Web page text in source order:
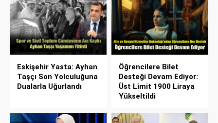
Eskişehir Yasta: Ayhan
Taşçı Son Yolculuğuna
Dualarla Uğurlandı
Öğrencilere Bilet
Desteği Devam Ediyor:
Üst Limit 1900 Liraya
Yükseltildi